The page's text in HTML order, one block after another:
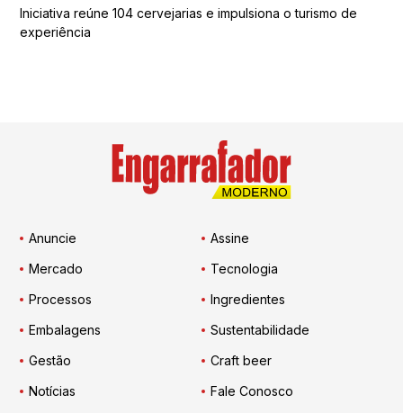
Iniciativa reúne 104 cervejarias e impulsiona o turismo de
experiência
Anuncie
Assine
Mercado
Tecnologia
Processos
Ingredientes
Embalagens
Sustentabilidade
Gestão
Craft beer
Notícias
Fale Conosco